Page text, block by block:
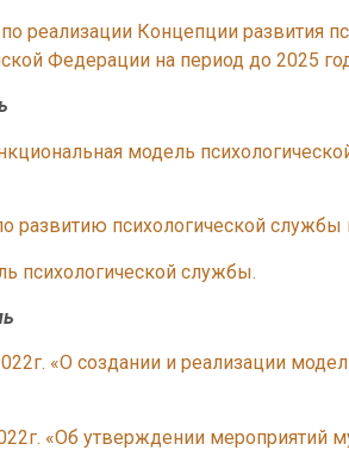
реализации Концепции развития
Федерации на период до 2025
модель
развитию психологической
психологической службы.
«О создании и реализации
«Об утверждении мероприятий